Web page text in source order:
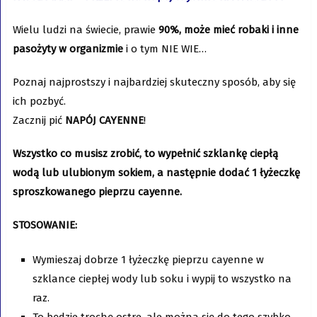
Wielu ludzi na świecie, prawie 90%, może mieć robaki i inne
pasożyty w organizmiei o tym NIE WIE…
Poznaj najprostszy i najbardziej skuteczny sposób, aby się
ich pozbyć.
Zacznij pić NAPÓJ CAYENNE!
Wszystko co musisz zrobić, to wypełnić szklankę ciepłą
wodą lub ulubionym sokiem, a następnie dodać 1 łyżeczkę
sproszkowanego pieprzu cayenne.
STOSOWANIE:
Wymieszaj dobrze 1 łyżeczkę pieprzu cayenne w
szklance ciepłej wody lub soku i wypij to wszystko na
raz.